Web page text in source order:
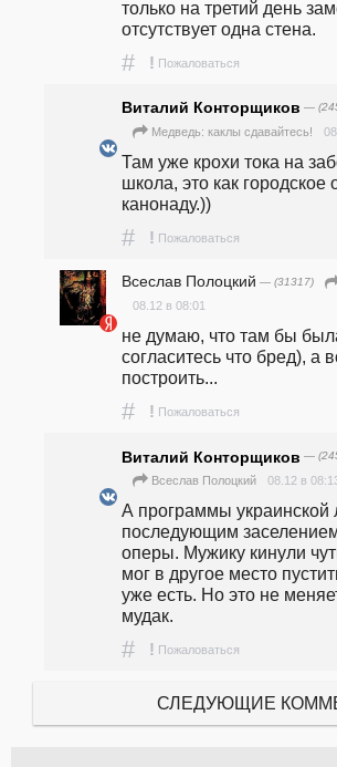
только на третий день
отсутствует одна стена.
# ! Пожаловаться
Виталий Конторщиков —
Медведь: каклы сдавайтесь!
Там уже крохи тока на
школа, это как городское
канонаду.))
# ! Пожаловаться
Всеслав Полоцкий — (31317)
08.12 в 08:01
не думаю, что там бы
согласитесь что бред), а
построить...
# ! Пожаловаться
Виталий Конторщиков —
Всеслав Полоцкий 08.12 в
А программы украинской
последующим
оперы. Мужику кинули
мог в другое место
уже есть. Но это не
мудак.
# ! Пожаловаться
СЛЕДУЮЩИЕ